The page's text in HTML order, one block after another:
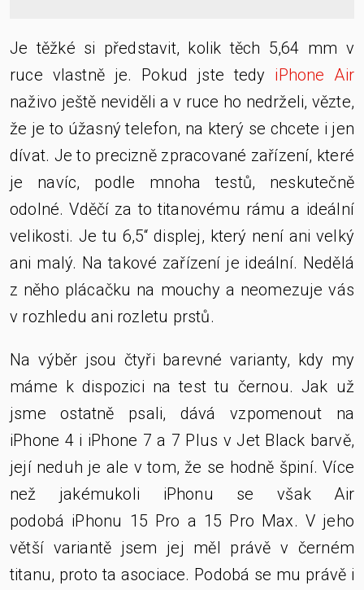
Je těžké si představit, kolik těch 5,64 mm v
ruce vlastně je. Pokud jste tedy iPhone Air
naživo ještě neviděli a v ruce ho nedrželi, vězte,
že je to úžasný telefon, na který se chcete i jen
dívat. Je to precizně zpracované zařízení, které
je navíc, podle mnoha testů, neskutečně
odolné. Vděčí za to titanovému rámu a ideální
velikosti. Je tu 6,5“ displej, který není ani velký
ani malý. Na takové zařízení je ideální. Nedělá
z něho plácačku na mouchy a neomezuje vás
v rozhledu ani rozletu prstů.
Na výběr jsou čtyři barevné varianty, kdy my
máme k dispozici na test tu černou. Jak už
jsme ostatně psali, dává vzpomenout na
iPhone 4 i iPhone 7 a 7 Plus v Jet Black barvě,
její neduh je ale v tom, že se hodně špiní. Více
než jakémukoli iPhonu se však Air
podobá iPhonu 15 Pro a 15 Pro Max. V jeho
větší variantě jsem jej měl právě v černém
titanu, proto ta asociace. Podobá se mu právě i